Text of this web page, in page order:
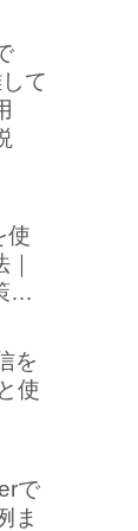
て
使
ま
を
使
で
ま